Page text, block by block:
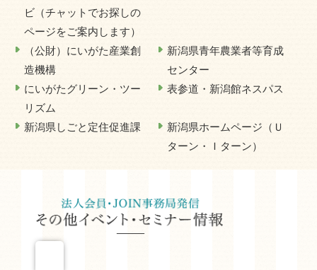
ビ（チャットでお探しの
ページをご案内します）
（公財）にいがた産業創
造機構
新潟県青年農業者等育成
センター
にいがたグリーン・ツー
リズム
表参道・新潟館ネスパス
新潟県しごと定住促進課
新潟県ホームページ（Ｕ
ターン・Ｉターン）